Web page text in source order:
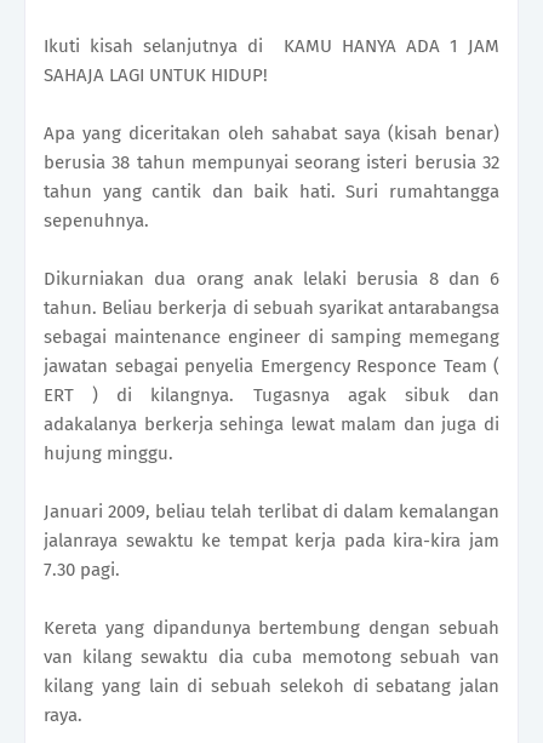
Ikuti kisah selanjutnya di KAMU HANYA ADA 1 JAM
SAHAJA LAGI UNTUK HIDUP!
Apa yang diceritakan oleh sahabat saya (kisah benar)
berusia 38 tahun mempunyai seorang isteri berusia 32
tahun yang cantik dan baik hati. Suri rumahtangga
sepenuhnya.
Dikurniakan dua orang anak lelaki berusia 8 dan 6
tahun. Beliau berkerja di sebuah syarikat antarabangsa
sebagai maintenance engineer di samping memegang
jawatan sebagai penyelia Emergency Responce Team (
ERT ) di kilangnya. Tugasnya agak sibuk dan
adakalanya berkerja sehinga lewat malam dan juga di
hujung minggu.
Januari 2009, beliau telah terlibat di dalam kemalangan
jalanraya sewaktu ke tempat kerja pada kira-kira jam
7.30 pagi.
Kereta yang dipandunya bertembung dengan sebuah
van kilang sewaktu dia cuba memotong sebuah van
kilang yang lain di sebuah selekoh di sebatang jalan
raya.